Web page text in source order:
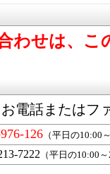
わせは、こ
電話またはフ
126 （平日の10:00
7222 （平日の10:00